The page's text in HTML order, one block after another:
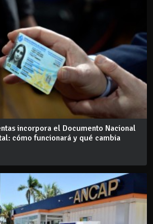
incorpora el Documento Nacional
cómo funcionará y qué cambia